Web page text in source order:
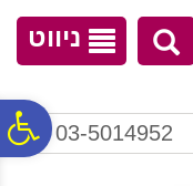
ניווט
03-5014952